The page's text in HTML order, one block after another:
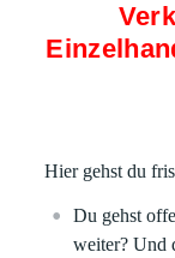
Hier gehst du
Du gehst
weiter? Und